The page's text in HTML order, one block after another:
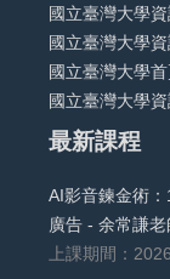
國立臺灣大學
國立臺灣大學
國立臺灣大學
國立臺灣大學
最新課程
AI影音鍊金術
廣告 - 余常謙老
上課期間：